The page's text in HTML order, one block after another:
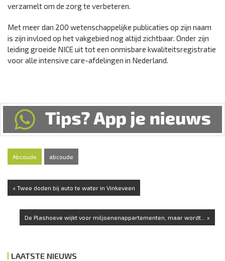
verzamelt om de zorg te verbeteren.
Met meer dan 200 wetenschappelijke publicaties op zijn naam
is zijn invloed op het vakgebied nog altijd zichtbaar. Onder zijn
leiding groeide NICE uit tot een onmisbare kwaliteitsregistratie
voor alle intensive care-afdelingen in Nederland.
Abcoude abcoude
« Twee doden bij auto te water in Vinkeveen
De Plashoeve wijkt voor miljoenenappartementen, maar wordt... »
LAATSTE NIEUWS